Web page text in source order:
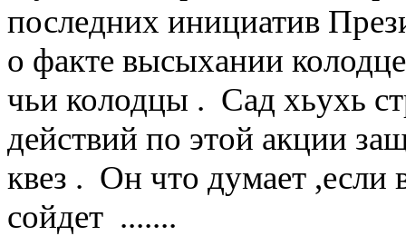
последних инициатив
о факте высыхании
чьи колодцы . Сад хьухь
действий по этой акции
квез . Он что думает ,если
сойдет .......